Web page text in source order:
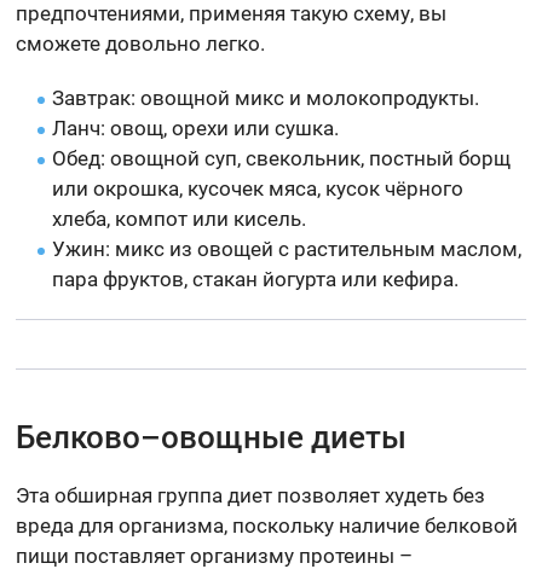
предпочтениями, применяя такую схему, вы
сможете довольно легко.
Завтрак: овощной микс и молокопродукты.
Ланч: овощ, орехи или сушка.
Обед: овощной суп, свекольник, постный борщ
или окрошка, кусочек мяса, кусок чёрного
хлеба, компот или кисель.
Ужин: микс из овощей с растительным маслом,
пара фруктов, стакан йогурта или кефира.
Белково–овощные диеты
Эта обширная группа диет позволяет худеть без
вреда для организма, поскольку наличие белковой
пищи поставляет организму протеины –